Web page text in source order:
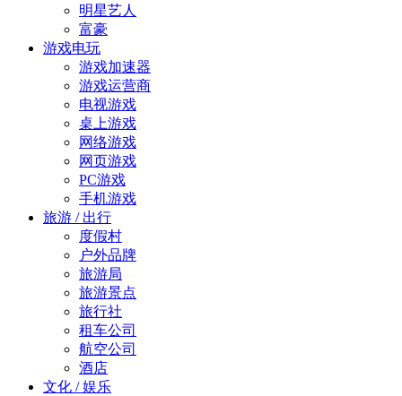
明星艺人
富豪
游戏电玩
游戏加速器
游戏运营商
电视游戏
桌上游戏
网络游戏
网页游戏
PC游戏
手机游戏
旅游 / 出行
度假村
户外品牌
旅游局
旅游景点
旅行社
租车公司
航空公司
酒店
文化 / 娱乐